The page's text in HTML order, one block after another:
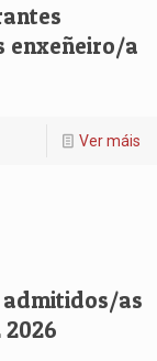
enxeñeiro/a
Ver máis
as